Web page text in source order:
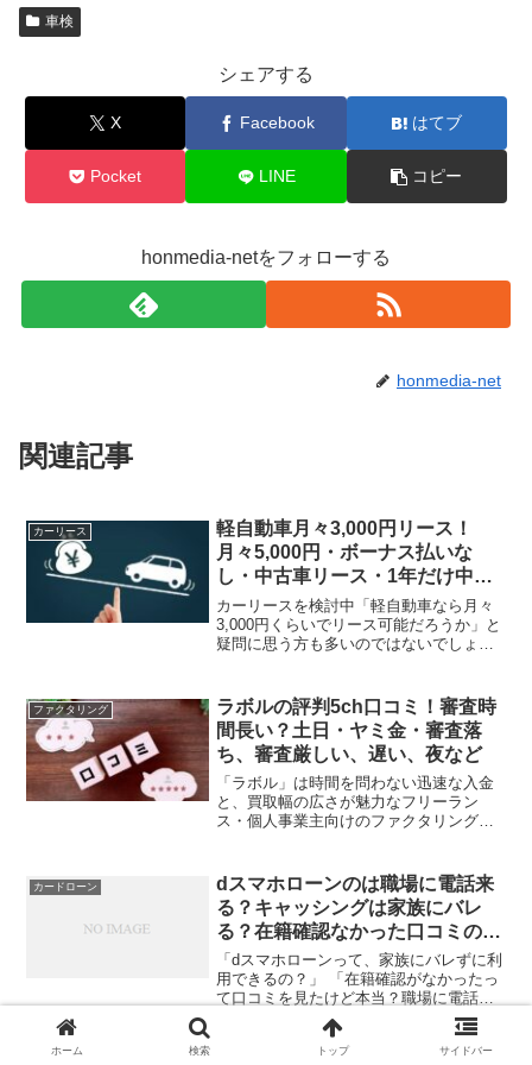
車検
シェアする
X Facebook はてブ
Pocket LINE コピー
honmedia-netをフォローする
honmedia-net
関連記事
カーリース
軽自動車月々3,000円リース！
月々5,000円・ボーナス払いな
し・中古車リース・1年だけ中古
激安・デメリット
カーリースを検討中「軽自動車なら月々
3,000円くらいでリース可能だろうか」と
疑問に思う方も多いのではないでしょう
結論からお伝えすると、月額3,000円での
リース...
ファクタリング
ラボルの評判5ch口コミ！審査時
間長い？土日・ヤミ金・審査落
ち、審査厳しい、遅い、夜など
「ラボル」は時間を問わない迅速な入金
と、買取幅の広さが魅力なフリーラン
ス・個人事業主向けのファクタリング業
じる方も多いのではないでしょうか。結
論から言うと、ラボルはヤミ...
カードローン
dスマホローンのは職場に電話来
る？キャッシングは家族にバレ
る？在籍確認なかった口コミの真
相と職場にバレないおすすめ
「dスマホローンって、家族にバレずに利
用できるの？」 「在籍確認がなかったっ
て口コミを見たけど本当？職場に電話が
かかってくるのが不安…」 「もし家族や
職場にバレるのが嫌なら、どんなカード
ローンを選べばいいんだろう？」dスマホ
ホーム 検索 トップ サイドバー